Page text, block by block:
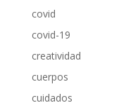
covid
covid-19
creatividad
cuerpos
cuidados